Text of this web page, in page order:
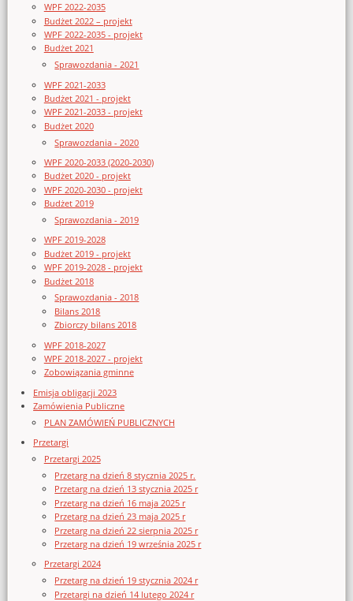
WPF 2022-2035
Budżet 2022 – projekt
WPF 2022-2035 - projekt
Budżet 2021
Sprawozdania - 2021
WPF 2021-2033
Budżet 2021 - projekt
WPF 2021-2033 - projekt
Budżet 2020
Sprawozdania - 2020
WPF 2020-2033 (2020-2030)
Budżet 2020 - projekt
WPF 2020-2030 - projekt
Budżet 2019
Sprawozdania - 2019
WPF 2019-2028
Budżet 2019 - projekt
WPF 2019-2028 - projekt
Budżet 2018
Sprawozdania - 2018
Bilans 2018
Zbiorczy bilans 2018
WPF 2018-2027
WPF 2018-2027 - projekt
Zobowiązania gminne
Emisja obligacji 2023
Zamówienia Publiczne
PLAN ZAMÓWIEŃ PUBLICZNYCH
Przetargi
Przetargi 2025
Przetarg na dzień 8 stycznia 2025 r.
Przetarg na dzień 13 stycznia 2025 r
Przetarg na dzień 16 maja 2025 r
Przetarg na dzień 23 maja 2025 r
Przetarg na dzień 22 sierpnia 2025 r
Przetarg na dzień 19 września 2025 r
Przetargi 2024
Przetarg na dzień 19 stycznia 2024 r
Przetargi na dzień 14 lutego 2024 r